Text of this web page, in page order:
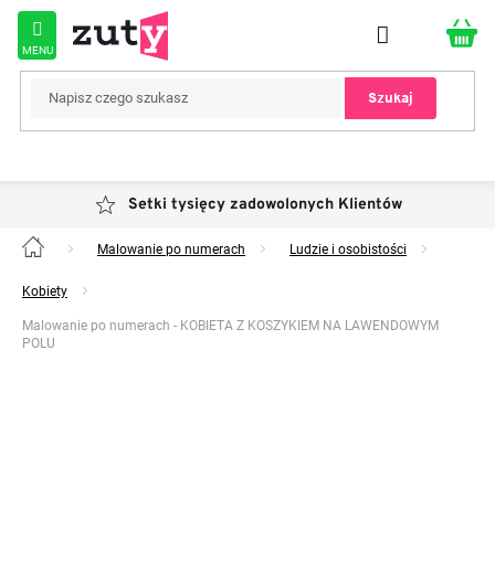
Przejść
treści
Szukaj
Setki tysięcy zadowolonych Klientów
Home Malowanie po numerach Ludzie i osobistości
Kobiety
Malowanie po numerach - KOBIETA Z KOSZYKIEM NA LAWENDOWYM
POLU